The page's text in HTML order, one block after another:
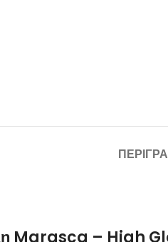
Marasca – High